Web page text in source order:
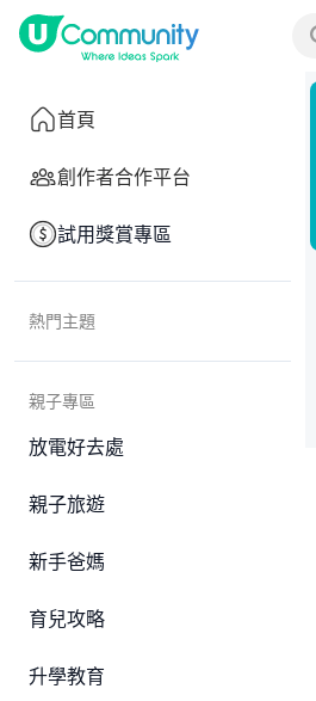
首頁
創作者合作平台
試用獎賞專區
熱門主題
親子專區
放電好去處
親子旅遊
新手爸媽
育兒攻略
升學教育